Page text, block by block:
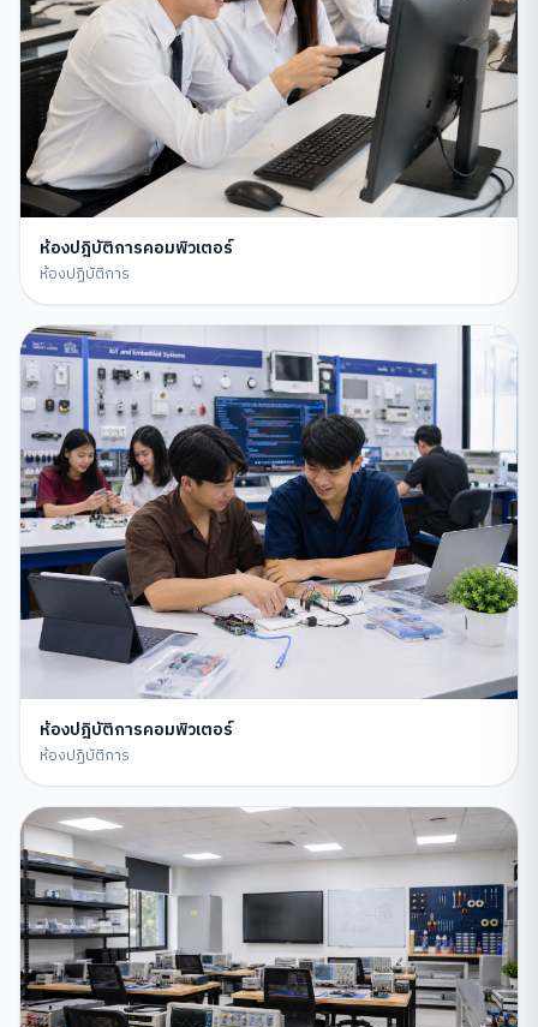
ห้องปฎิบัติการคอมพิวเตอร์
ห้องปฏิบัติการ
ห้องปฎิบัติการคอมพิวเตอร์
ห้องปฏิบัติการ